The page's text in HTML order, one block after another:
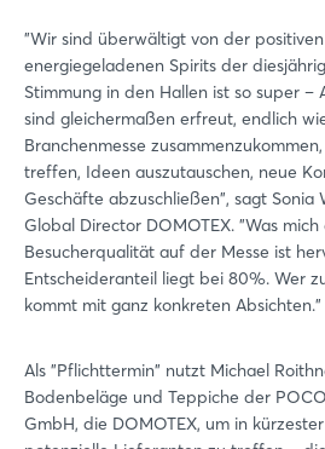
"Wir sind überwältigt von der
energiegeladenen Spirits der
Stimmung in den Hallen ist so super –
sind gleichermaßen erfreut, endlich
Branchenmesse
treffen, Ideen auszutauschen, neue
Geschäfte abzuschließen", sagt Sonia
Global Director DOMOTEX. "Was
Besucherqualität auf der Messe ist
Entscheideranteil liegt bei 80%. Wer
kommt mit ganz konkreten Absichten."
Als "Pflichttermin" nutzt Michael
Bodenbeläge und Teppiche der
GmbH, die DOMOTEX, um in